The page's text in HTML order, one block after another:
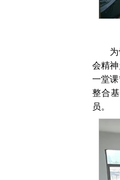
会精
一堂
整合
员。